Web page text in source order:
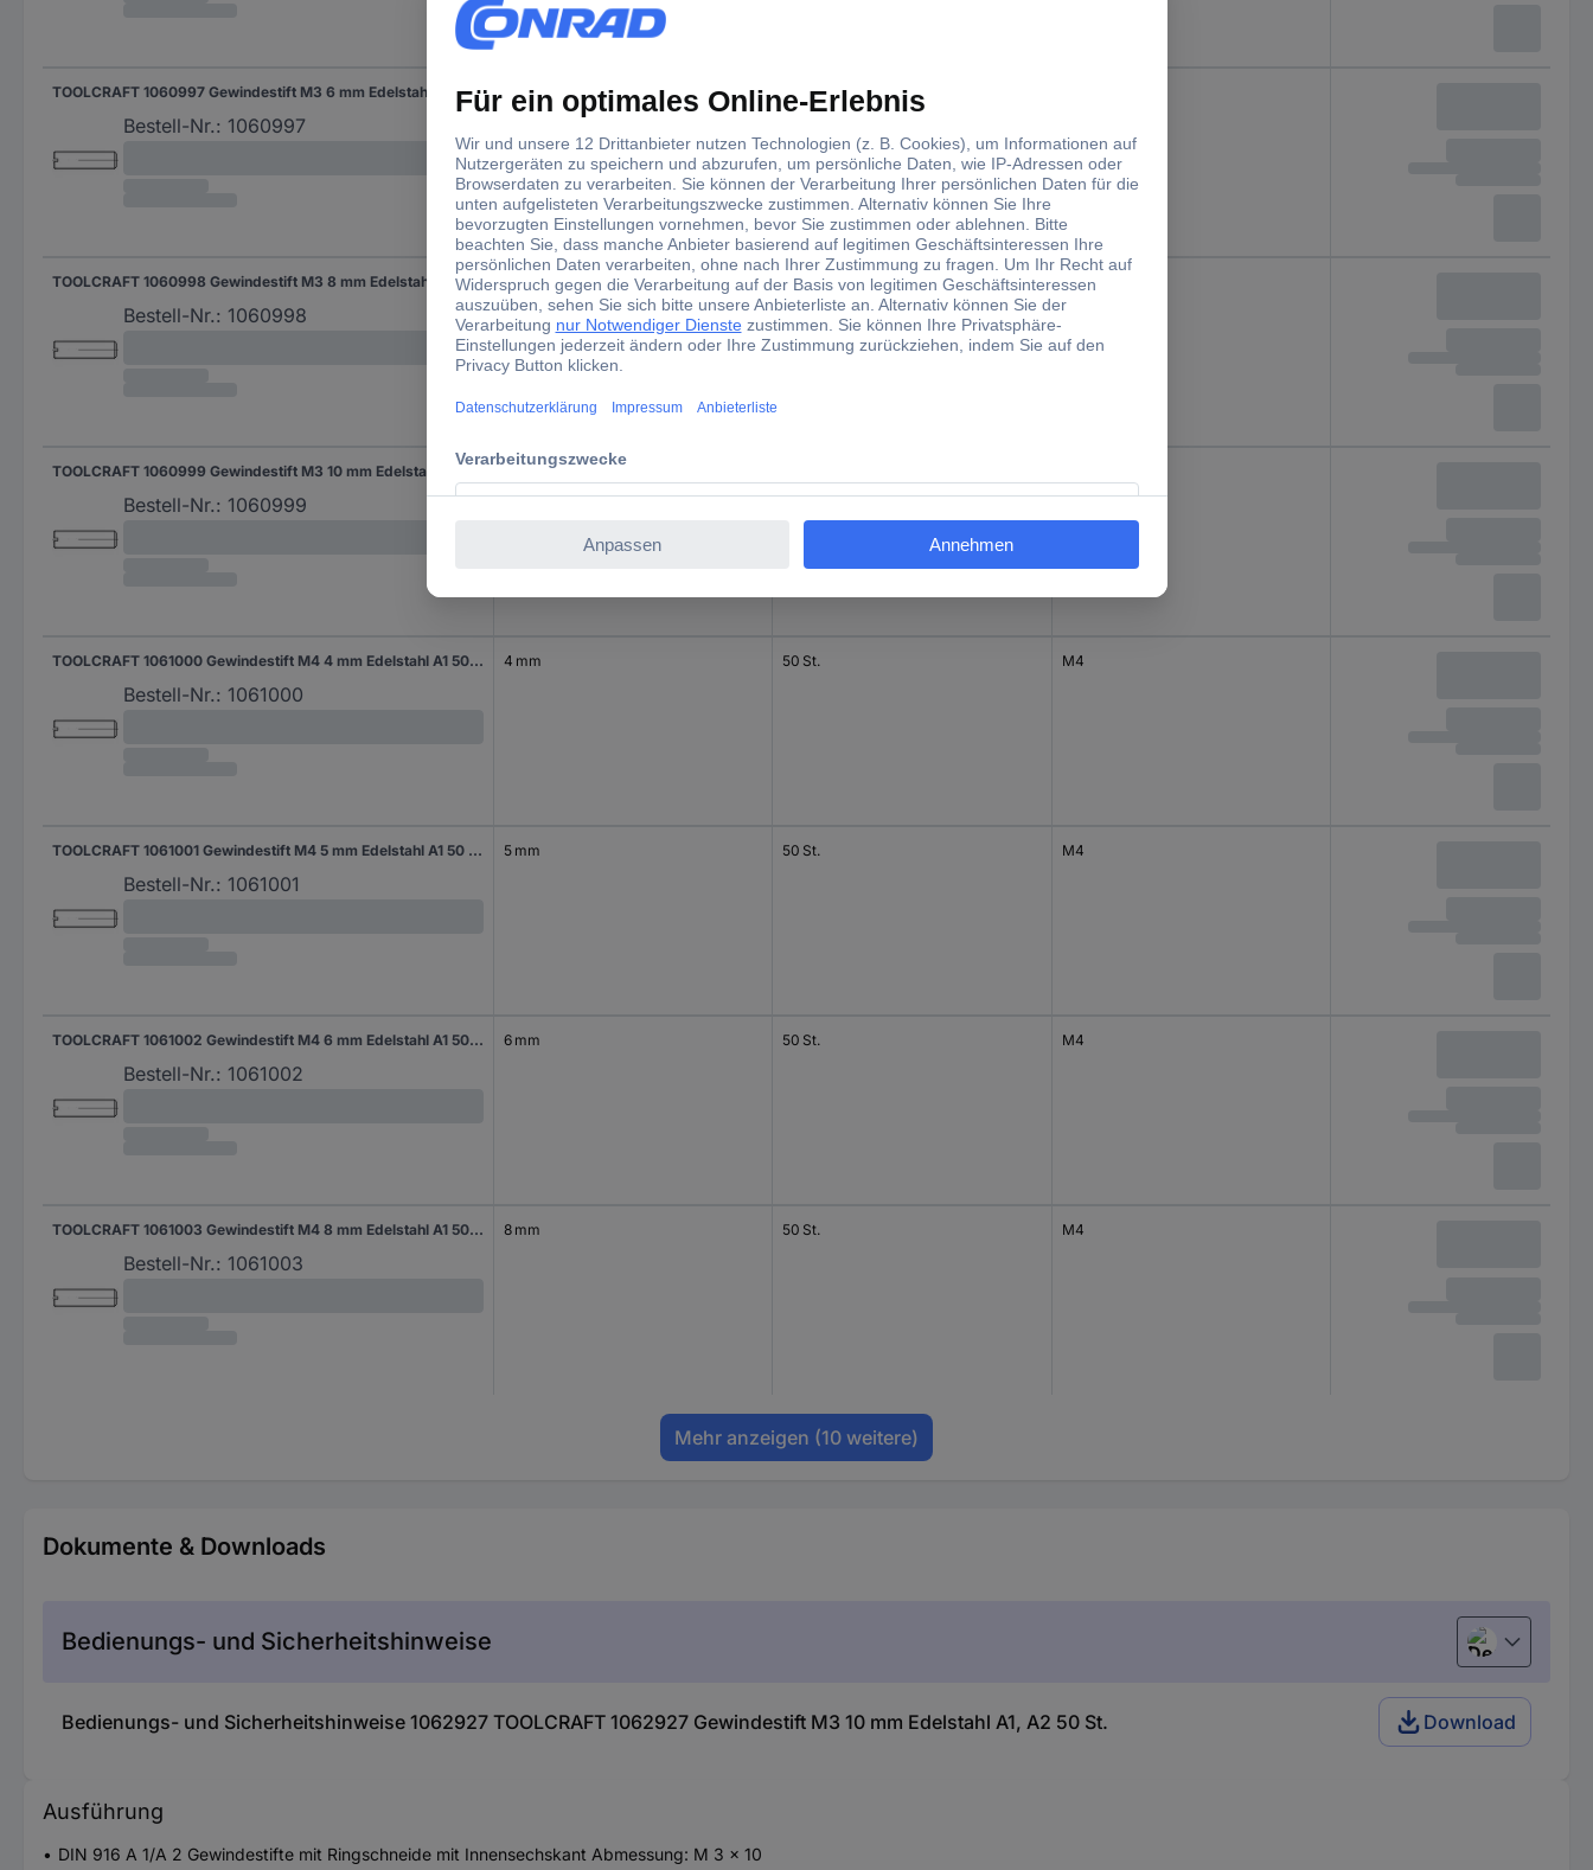
TOOLCRAFT 1060997 Gewindestift M3 6 mm Edelstahl A1 50 St.
Bestell-Nr.: 1060997
6 mm 50 St.
TOOLCRAFT 1060998 Gewindestift M3 8 mm Edelstahl A1 50 St.
Bestell-Nr.: 1060998
8 mm 50 St. M3
Bestell-Nr.: 1060999
TOOLCRAFT 1061000 Gewindestift M4 4 mm Edelstahl A1 50 St.
Bestell-Nr.: 1061000
4 mm 50 St. M4
TOOLCRAFT 1061001 Gewindestift M4 5 mm Edelstahl A1 50 St.
Bestell-Nr.: 1061001
5 mm 50 St. M4
TOOLCRAFT 1061002 Gewindestift M4 6 mm Edelstahl A1 50 St.
Bestell-Nr.: 1061002
6 mm 50 St. M4
TOOLCRAFT 1061003 Gewindestift M4 8 mm Edelstahl A1 50 St.
Bestell-Nr.: 1061003
8 mm 50 St. M4
Mehr anzeigen (10 weitere)
Dokumente & Downloads
Bedienungs- und Sicherheitshinweise Deutsch
Bedienungs- und Sicherheitshinweise 1062927 TOOLCRAFT 1062927 Gewindestift M3 10 mm Edelstahl A1, A2 50 St. Download
Ausführung
DIN 916 A 1/A 2 Gewindestifte mit Ringschneide mit Innensechskant Abmessung: M 3 x 10